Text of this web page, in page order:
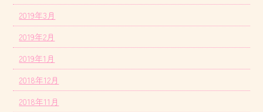
2019年3月
2019年2月
2019年1月
2018年12月
2018年11月